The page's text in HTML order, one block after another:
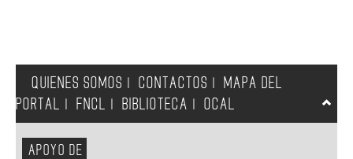
QUIENES SOMOS CONTACTOS
MAPA DEL
PORTAL
FNCL BIBLIOTECA OCAL
APOYO DE